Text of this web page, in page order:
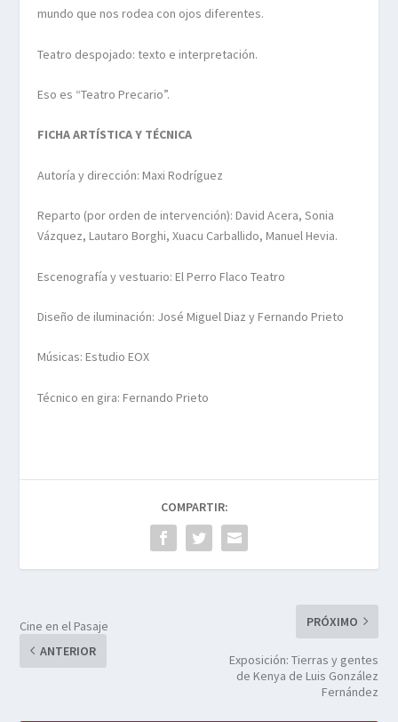
mundo que nos rodea con ojos diferentes.
Teatro despojado: texto e interpretación.
Eso es “Teatro Precario”.
FICHA ARTÍSTICA Y TÉCNICA
Autoría y dirección: Maxi Rodríguez
Reparto (por orden de intervención): David Acera, Sonia
Vázquez, Lautaro Borghi, Xuacu Carballido, Manuel Hevia.
Escenografía y vestuario: El Perro Flaco Teatro
Diseño de iluminación: José Miguel Diaz y Fernando Prieto
Músicas: Estudio EOX
Técnico en gira: Fernando Prieto
COMPARTIR:
Cine en el Pasaje
ANTERIOR
PRÓXIMO
Exposición: Tierras y gentes
de Kenya de Luis González
Fernández